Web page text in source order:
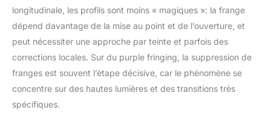
longitudinale, les profils sont moins « magiques »: la frange
dépend davantage de la mise au point et de l’ouverture, et
peut nécessiter une approche par teinte et parfois des
corrections locales. Sur du purple fringing, la suppression de
franges est souvent l’étape décisive, car le phénomène se
concentre sur des hautes lumières et des transitions très
spécifiques.